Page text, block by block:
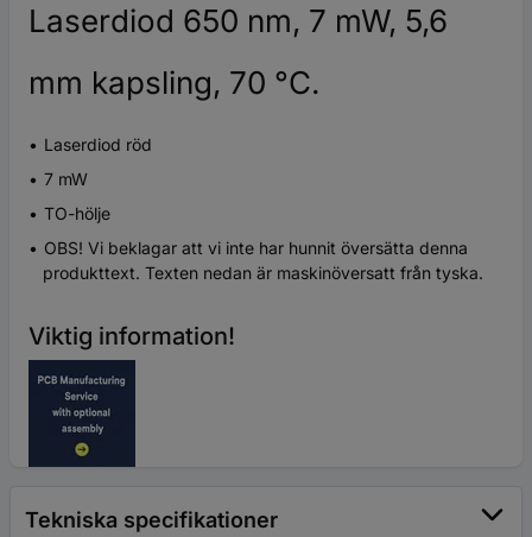
Laserdiod 650 nm, 7 mW, 5,6
mm kapsling, 70 °C.
Laserdiod röd
7 mW
TO-hölje
OBS! Vi beklagar att vi inte har hunnit översätta denna
produkttext. Texten nedan är maskinöversatt från tyska.
Viktig information!
Tekniska specifikationer